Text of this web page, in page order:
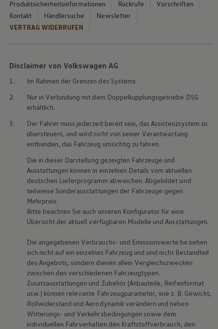
Produktsicherheitsinformationen Rückrufe
Vorschriften
Kontakt
Händlersuche
Newsletter
VERTRAG WIDERRUFEN
Disclaimer von Volkswagen AG
1.
Im Rahmen der Grenzen des Systems.
2.
Nur in Verbindung mit dem Doppelkupplungsgetriebe DSG
erhältlich.
3.
Der Fahrer muss jederzeit bereit sein, das Assistenzsystem zu
übersteuern, und wird nicht von seiner Verantwortung
entbunden, das Fahrzeug umsichtig zu fahren.
Die in dieser Darstellung gezeigten Fahrzeuge und
Ausstattungen können in einzelnen Details vom aktuellen
deutschen Lieferprogramm abweichen. Abgebildet sind
teilweise Sonderausstattungen der Fahrzeuge gegen
Mehrpreis.
Bitte beachten Sie auch unseren Konfigurator für eine
Übersicht der aktuell verfügbaren Modelle und Ausstattungen.
Die angegebenen Verbrauchs- und Emissionswerte beziehen
sich nicht auf ein einzelnes Fahrzeug und sind nicht Bestandteil
des Angebots, sondern dienen allein Vergleichszwecken
zwischen den verschiedenen Fahrzeugtypen.
Zusatzausstattungen und Zubehör (Anbauteile, Reifenformat
usw.) können relevante Fahrzeugparameter, wie z. B. Gewicht,
Rollwiderstand und Aerodynamik verändern und neben
Witterungs- und Verkehrsbedingungen sowie dem
individuellen Fahrverhalten den Kraftstoffverbrauch, den